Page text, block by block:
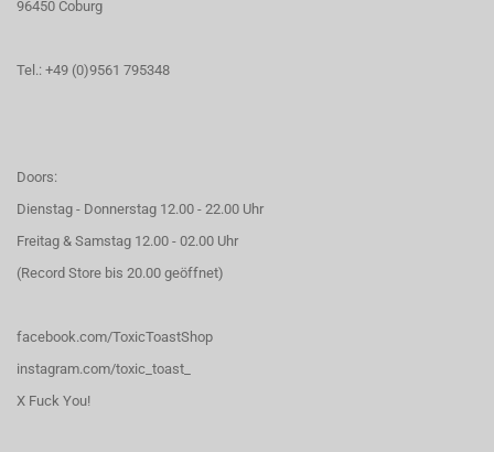
96450 Coburg
Tel.: +49 (0)9561 795348
Doors:
Dienstag - Donnerstag 12.00 - 22.00 Uhr
Freitag & Samstag 12.00 - 02.00 Uhr
(Record Store bis 20.00 geöffnet)
facebook.com/ToxicToastShop
instagram.com/toxic_toast_
X Fuck You!